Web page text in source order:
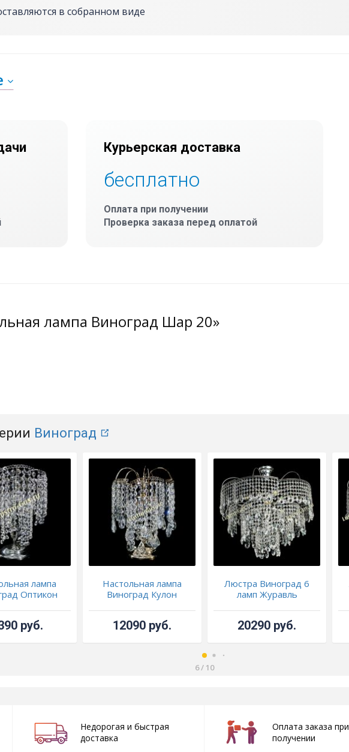
в собранном виде
Курьерская доставка
бесплатно
Оплата при получении
Проверка заказа перед оплатой
лампа Виноград Шар 20»
Виноград
лампа
Оптикон
руб.
Настольная лампа
Виноград Кулон
12090 руб.
Люстра Виноград 6
ламп Журавль
20290 руб.
6/ 10
Недорогая и быстрая
доставка
Оплата заказа при
получении